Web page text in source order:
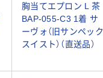
胸当てエプロン L 茶
BAP-055-C3 1着 サ
ーヴォ（旧サンペック
スイスト）（直送品）